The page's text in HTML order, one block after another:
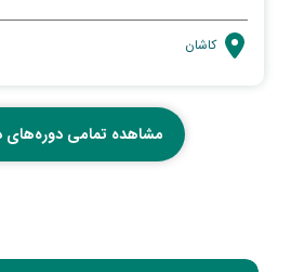
کاشان
مشاهده تمامی دوره‌های